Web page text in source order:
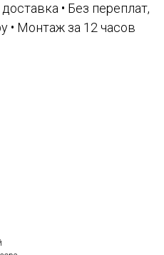
• Без переплат,
• Монтаж за 12 часов